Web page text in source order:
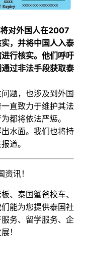
对外国人在2007
，并将中国人入泰
行核实。他们呼吁
过非法手段获取泰
题，也涉及到外国
直致力于维护其法
都将依法严惩。
水面。我们也将持
道。
讯！
、泰国蟹爸校车、
能为您提供泰国社
务、留学服务、企
！